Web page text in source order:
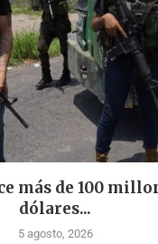
más de 100
dólares...
5 agosto, 2026